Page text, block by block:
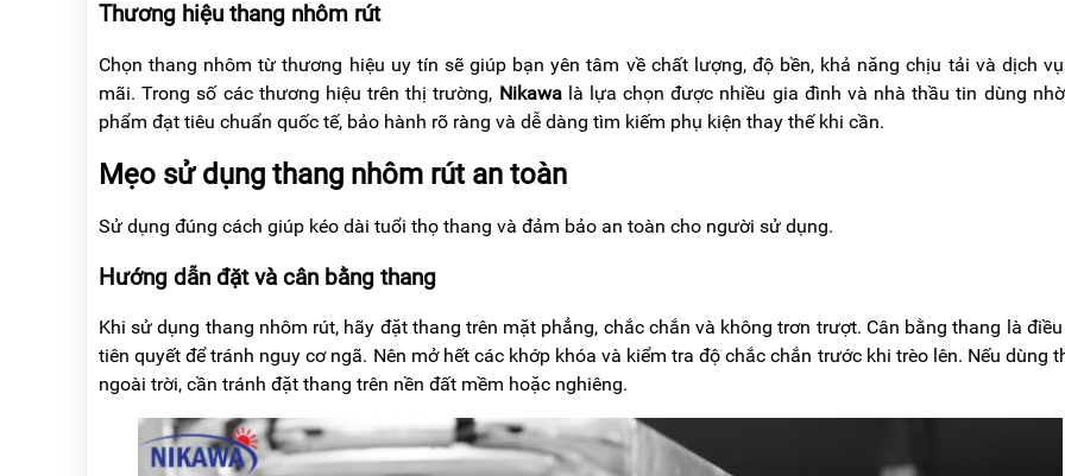
Thương hiệu thang nhôm rút
Chọn thang nhôm từ thương hiệu uy tín sẽ giúp bạn yên tâm về chất lượng, độ bền, khả năng chịu tải và dịch
mãi. Trong số các thương hiệu trên thị trường, Nikawalà lựa chọn được nhiều gia đình và nhà thầu tin dùng
phẩm đạt tiêu chuẩn quốc tế, bảo hành rõ ràng và dễ dàng tìm kiếm phụ kiện thay thế khi cần.
Mẹo sử dụng thang nhôm rút an toàn
Sử dụng đúng cách giúp kéo dài tuổi thọ thang và đảm bảo an toàn cho người sử dụng.
Hướng dẫn đặt và cân bằng thang
Khi sử dụng thang nhôm rút, hãy đặt thang trên mặt phẳng, chắc chắn và không trơn trượt. Cân bằng thang là điều
tiên quyết để tránh nguy cơ ngã. Nên mở hết các khớp khóa và kiểm tra độ chắc chắn trước khi trèo lên. Nếu dùng
ngoài trời, cần tránh đặt thang trên nền đất mềm hoặc nghiêng.